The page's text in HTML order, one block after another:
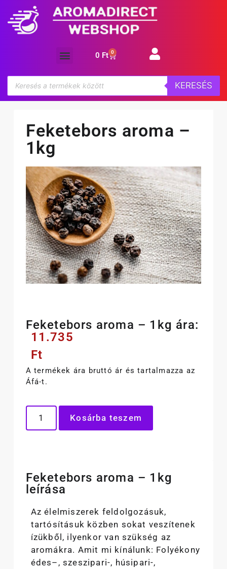
0 Ft 0
KERESÉS
Feketebors aroma –
1kg
Feketebors aroma – 1kg ára:
11.735
Ft
A termékek ára bruttó ár és tartalmazza az
Áfá-t.
Kosárba teszem
Feketebors aroma – 1kg
leírása
Az élelmiszerek feldolgozásuk,
tartósításuk közben sokat veszítenek
ízükből, ilyenkor van szükség az
aromákra. Amit mi kínálunk: Folyékony
édes–, szeszipari-, húsipari-,